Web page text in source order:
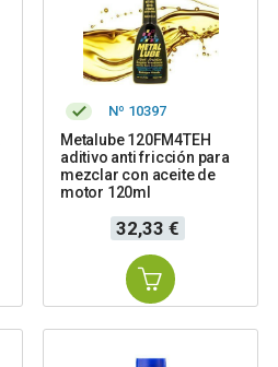
Nº 10397
Metalube 120FM4TEH
aditivo anti fricción para
mezclar con aceite de
motor 120ml
Precio
32,33 €